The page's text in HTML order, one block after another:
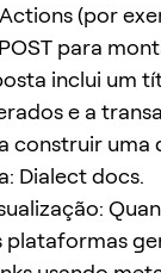
(por
para
inclui um
e a
construir uma
Dialect docs.
plataformas